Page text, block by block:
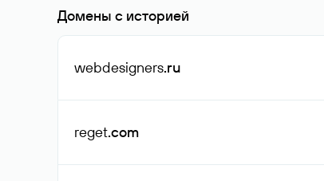
Домены с историей
webdesigners.ru
reget.com